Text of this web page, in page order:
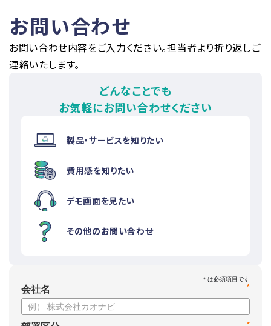
お問い合わせ
お問い合わせ内容をご入力ください。担当者より折り返しご
連絡いたします。
どんなことでも
お気軽にお問い合わせください
製品・サービスを知りたい
費用感を知りたい
デモ画面を見たい
その他のお問い合わせ
*
会社名